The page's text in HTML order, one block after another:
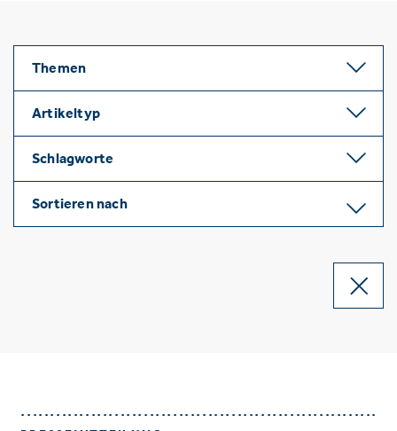
Themen
Artikeltyp
Schlagworte
Sortieren nach